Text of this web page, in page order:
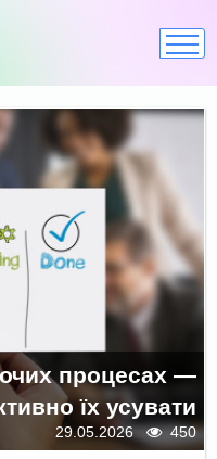
процесах —
їх усувати
29.05.2026 450